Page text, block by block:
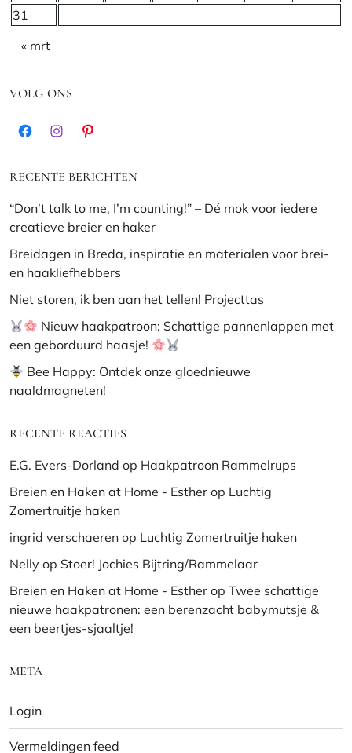
31
« mrt
VOLG ONS
FacebookInstagramPinterest
RECENTE BERICHTEN
“Don’t talk to me, I’m counting!” – Dé mok voor iedere
creatieve breier en haker
Breidagen in Breda, inspiratie en materialen voor brei-
en haakliefhebbers
Niet storen, ik ben aan het tellen! Projecttas
Nieuw haakpatroon: Schattige pannenlappen met
een geborduurd haasje!
Bee Happy: Ontdek onze gloednieuwe
naaldmagneten!
RECENTE REACTIES
E.G. Evers-Dorland op Haakpatroon Rammelrups
Breien en Haken at Home - Esther op Luchtig
Zomertruitje haken
ingrid verschaeren op Luchtig Zomertruitje haken
Nelly op Stoer! Jochies Bijtring/Rammelaar
Breien en Haken at Home - Esther op Twee schattige
nieuwe haakpatronen: een berenzacht babymutsje &
een beertjes-sjaaltje!
META
Login
Vermeldingen feed